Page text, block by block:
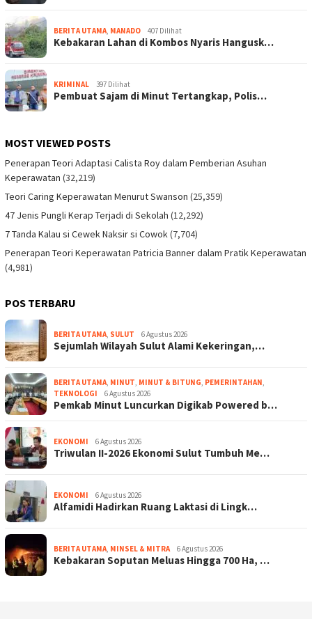
BERITA UTAMA, MANADO 407 Dilihat
Kebakaran Lahan di Kombos Nyaris Hangusk…
KRIMINAL 397 Dilihat
Pembuat Sajam di Minut Tertangkap, Polis…
MOST VIEWED POSTS
Penerapan Teori Adaptasi Calista Roy dalam Pemberian Asuhan
Keperawatan (32,219)
Teori Caring Keperawatan Menurut Swanson (25,359)
47 Jenis Pungli Kerap Terjadi di Sekolah (12,292)
7 Tanda Kalau si Cewek Naksir si Cowok(7,704)
Penerapan Teori Keperawatan Patricia Banner dalam Pratik Keperawatan
(4,981)
POS TERBARU
BERITA UTAMA, SULUT 6 Agustus 2026
Sejumlah Wilayah Sulut Alami Kekeringan,…
BERITA UTAMA, MINUT, MINUT & BITUNG, PEMERINTAHAN,
TEKNOLOGI
6 Agustus 2026
Pemkab Minut Luncurkan Digikab Powered b…
EKONOMI 6 Agustus 2026
Triwulan II-2026 Ekonomi Sulut Tumbuh Me…
EKONOMI 6 Agustus 2026
Alfamidi Hadirkan Ruang Laktasi di Lingk…
BERITA UTAMA, MINSEL & MITRA 6 Agustus 2026
Kebakaran Soputan Meluas Hingga 700 Ha, …